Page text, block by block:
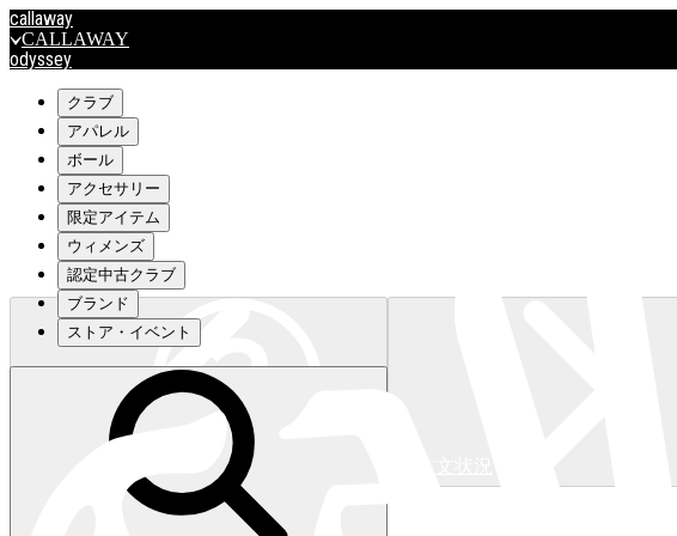
callaway
CALLAWAY
odyssey
travismathew
outlet
OUTLET
キャロウェイアパレルはこちら>>>
キャロウェイアパレルはこちら>>>
クラブ
アパレル
ボール
アクセサリー
限定アイテム
ウィメンズ
認定中古クラブ
ブランド
ストア・イベント